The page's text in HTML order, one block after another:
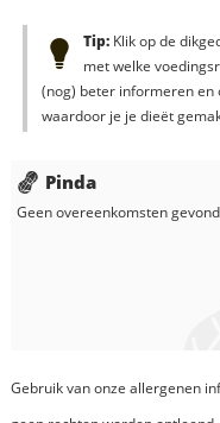
Tip:Klik op de
met welke
(nog) beter informeren en
waardoor je je dieët
Pinda
Geen overeenkomsten
Gebruik van onze allergenen